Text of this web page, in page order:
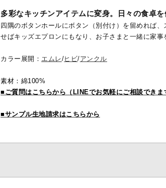
多彩なキッチンアイテムに変身。日々の食卓を
四隅のボタンホールにボタン（別付け）を留めれば
せばキッズエプロンにもなり、お子さまと一緒に家
カラー展開： エムレ/ヒビ/アンクル
素材：綿100%
■ご質問はこちらから（LINEでお気軽にご相談できま
■サンプル生地請求はこちらから